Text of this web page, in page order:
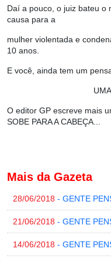
Daí a pouco, o juiz bateu o
causa para a
mulher violentada e
10 anos.
E você, ainda tem um
O editor GP escreve mais
SOBE PARA A CABEÇA...
Mais da Gazeta
28/06/2018 - GENTE
21/06/2018 - GENTE
14/06/2018 - GENTE